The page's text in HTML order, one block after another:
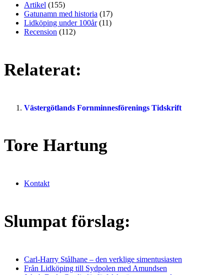
Artikel (155)
Gatunamn med historia (17)
Lidköping under 100år(11)
Recension (112)
Relaterat:
Västergötlands Fornminnesförenings Tidskrift
Tore Hartung
Kontakt
Slumpat förslag:
Carl-Harry Stålhane – den verklige simentusiasten
Från Lidköping till Sydpolen med Amundsen